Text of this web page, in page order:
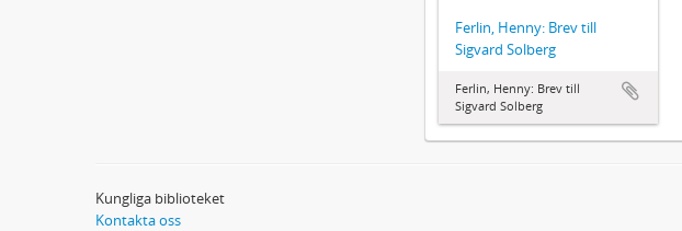
Ferlin, Henny: Brev till
Sigvard Solberg
Ferlin, Henny: Brev till
Sigvard Solberg
Kungliga biblioteket
Kontakta oss